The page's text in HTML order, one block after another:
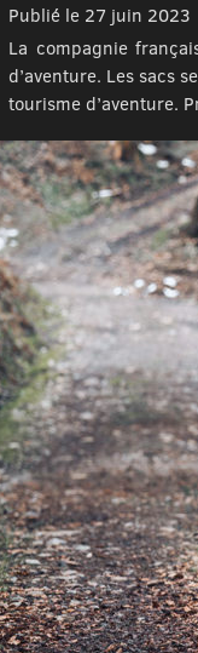
Publié le 27 juin 2023
La compagnie
d’aventure. Les sacs
tourisme d’aventure.